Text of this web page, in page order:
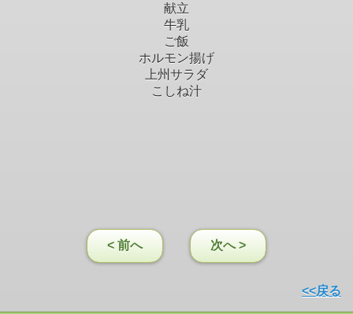
献立
牛乳
ご飯
ホルモン揚げ
上州サラダ
こしね汁
< 前へ 次へ >
<<戻る